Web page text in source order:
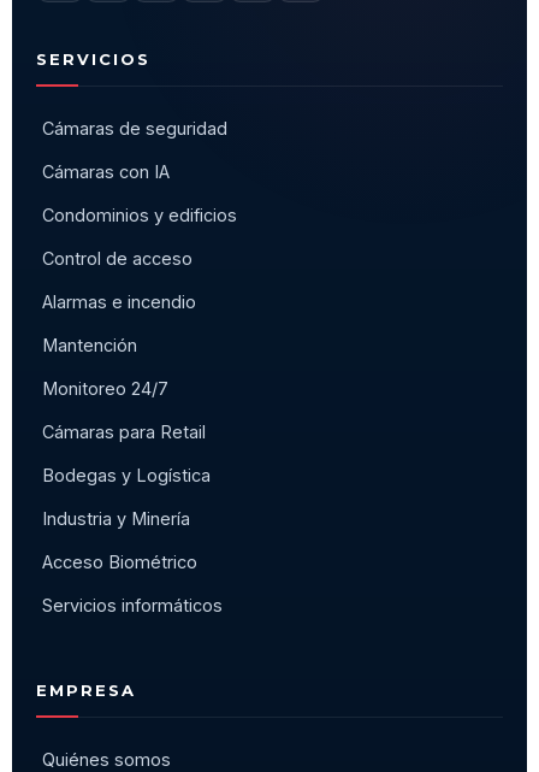
SERVICIOS
Cámaras de seguridad
Cámaras con IA
Condominios y edificios
Control de acceso
Alarmas e incendio
Mantención
Monitoreo 24/7
Cámaras para Retail
Bodegas y Logística
Industria y Minería
Acceso Biométrico
Servicios informáticos
EMPRESA
Quiénes somos